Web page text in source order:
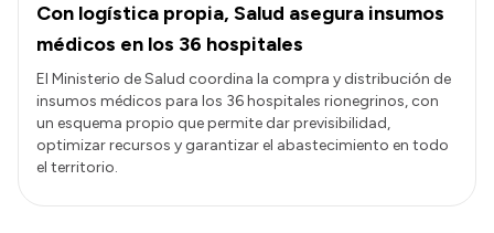
Con logística propia, Salud asegura insumos
médicos en los 36 hospitales
El Ministerio de Salud coordina la compra y distribución de
insumos médicos para los 36 hospitales rionegrinos, con
un esquema propio que permite dar previsibilidad,
optimizar recursos y garantizar el abastecimiento en todo
el territorio.